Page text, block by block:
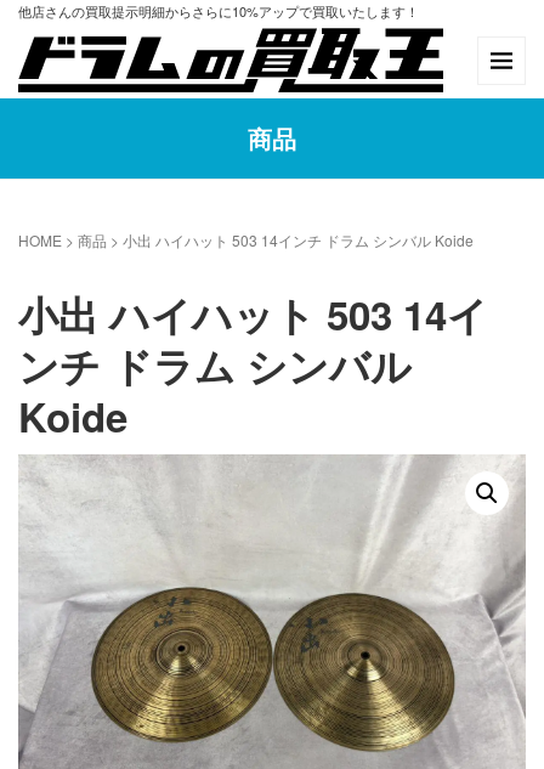
他店さんの買取提示明細からさらに10%アップで買取いたします！
商品
HOME > 商品 > 小出 ハイハット 503 14インチ ドラム シンバル Koide
小出 ハイハット 503 14イ
ンチ ドラム シンバル
Koide